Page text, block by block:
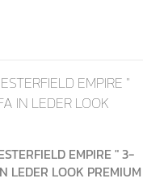
EMPIRE "
IN LEDER LOOK
EMPIRE " 3-
LEDER LOOK PREMIUM